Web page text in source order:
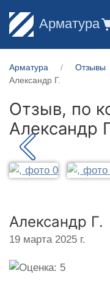
Арматура
Арматура Отзывы
Александр Г.
Отзыв, по
Александр
Александр Г.
19 марта 2025 г.